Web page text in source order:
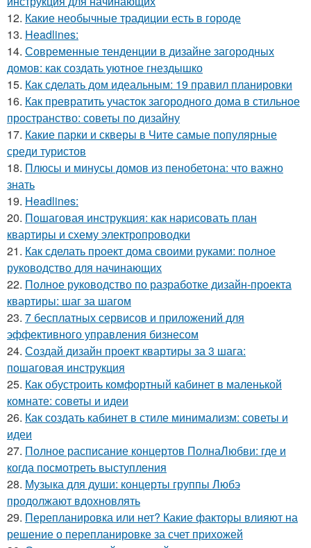
12. Какие необычные традиции есть в городе
13. Headlines:
14. Современные тенденции в дизайне загородных
домов: как создать уютное гнездышко
15. Как сделать дом идеальным: 19 правил планировки
16. Как превратить участок загородного дома в стильное
пространство: советы по дизайну
17. Какие парки и скверы в Чите самые популярные
среди туристов
18. Плюсы и минусы домов из пенобетона: что важно
знать
19. Headlines:
20. Пошаговая инструкция: как нарисовать план
квартиры и схему электропроводки
21. Как сделать проект дома своими руками: полное
руководство для начинающих
22. Полное руководство по разработке дизайн-проекта
квартиры: шаг за шагом
23. 7 бесплатных сервисов и приложений для
эффективного управления бизнесом
24. Создай дизайн проект квартиры за 3 шага:
пошаговая инструкция
25. Как обустроить комфортный кабинет в маленькой
комнате: советы и идеи
26. Как создать кабинет в стиле минимализм: советы и
идеи
27. Полное расписание концертов ПолнаЛюбви: где и
когда посмотреть выступления
28. Музыка для души: концерты группы Любэ
продолжают вдохновлять
29. Перепланировка или нет? Какие факторы влияют на
решение о перепланировке за счет прихожей